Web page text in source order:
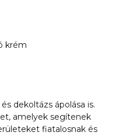
krém
dekoltázs ápolása is.
amelyek segítenek
fiatalosnak és